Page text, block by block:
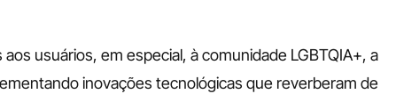
usuários, em especial, à comunidade LGBTQIA+, a
inovações tecnológicas que reverberam de